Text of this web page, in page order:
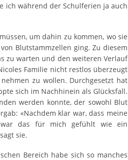
ich während der Schulferien ja auch
um dahin zu kommen, wo sie
Blutstammzellen ging. Zu diesem
zu warten und den weiteren Verlauf
Familie nicht restlos überzeugt
zu wollen. Durchgesetzt hat
sich im Nachhinein als Glücksfall.
werden konnte, der sowohl Blut
«Nachdem klar war, dass meine
war das für mich gefühlt wie ein
sie.
Bereich habe sich so manches